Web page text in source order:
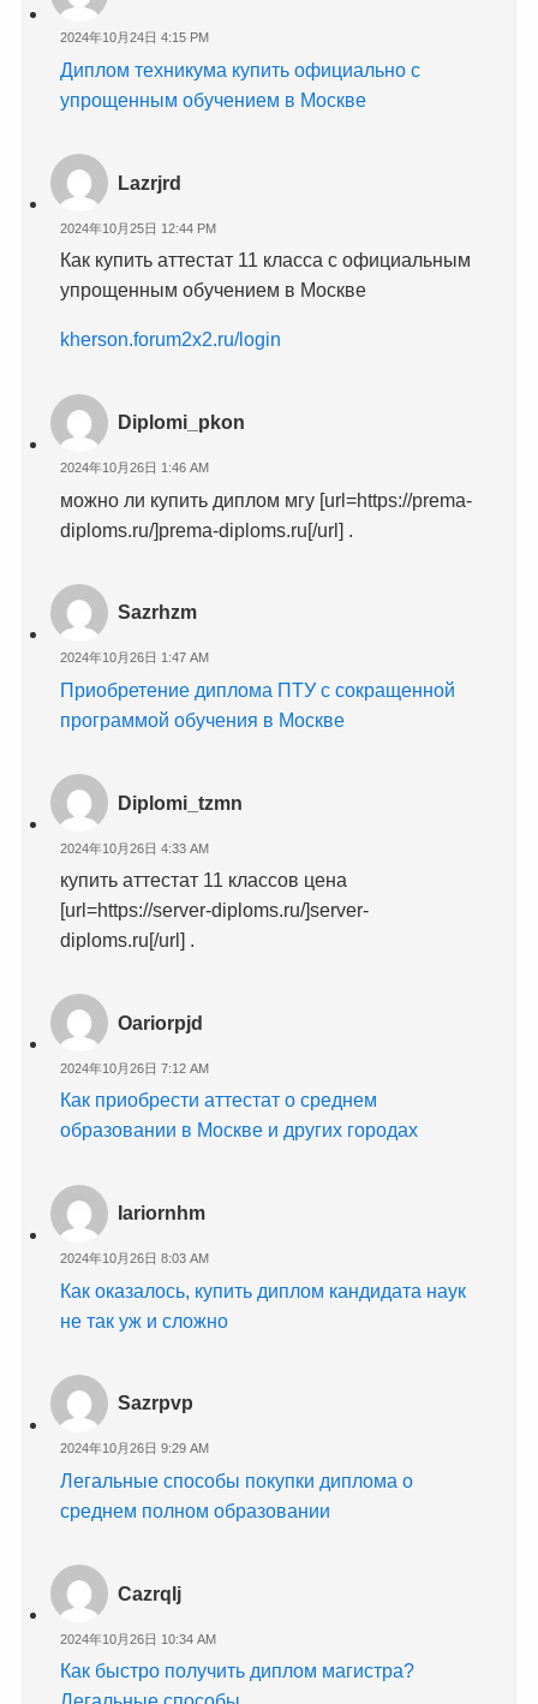
2024年10月24日 4:15 PM
Диплом техникума купить официально с
упрощенным обучением в Москве
Lazrjrd
2024年10月25日 12:44 PM
Как купить аттестат 11 класса с официальным
упрощенным обучением в Москве
kherson.forum2x2.ru/login
Diplomi_pkon
2024年10月26日 1:46 AM
можно ли купить диплом мгу [url=https://prema-
diploms.ru/]prema-diploms.ru[/url] .
Sazrhzm
2024年10月26日 1:47 AM
Приобретение диплома ПТУ с сокращенной
программой обучения в Москве
Diplomi_tzmn
2024年10月26日 4:33 AM
купить аттестат 11 классов цена
[url=https://server-diploms.ru/]server-
diploms.ru[/url] .
Oariorpjd
2024年10月26日 7:12 AM
Как приобрести аттестат о среднем
образовании в Москве и других городах
Iariornhm
2024年10月26日 8:03 AM
Как оказалось, купить диплом кандидата наук
не так уж и сложно
Sazrpvp
2024年10月26日 9:29 AM
Легальные способы покупки диплома о
среднем полном образовании
Cazrqlj
2024年10月26日 10:34 AM
Как быстро получить диплом магистра?